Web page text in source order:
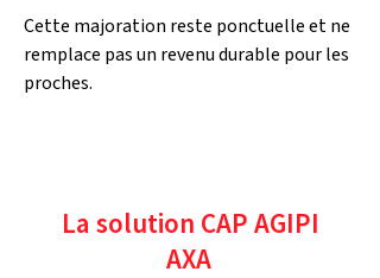
Cette majoration reste ponctuelle et ne
remplace pas un revenu durable pour les
proches.
La solution CAP AGIPI
AXA